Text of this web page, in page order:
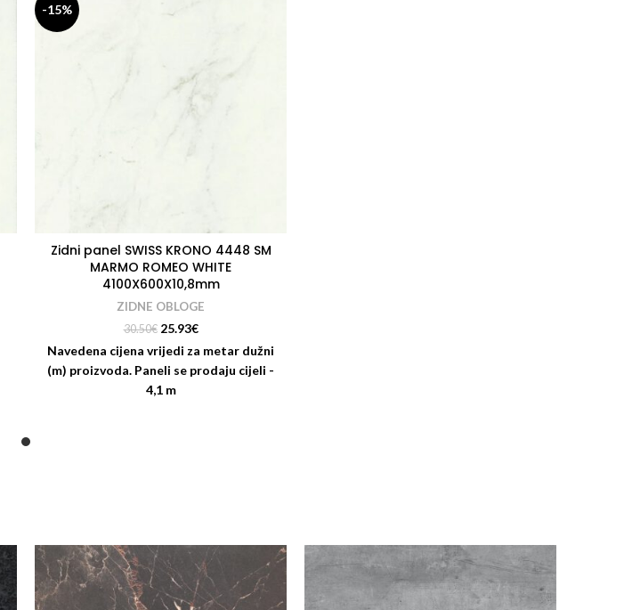
-15%
Zidni panel SWISS KRONO 4448 SM
MARMO ROMEO WHITE
4100X600X10,8mm
ZIDNE OBLOGE
30.50€ 25.93€
Navedena cijena vrijedi za metar dužni
(m) proizvoda. Paneli se prodaju cijeli -
4,1 m